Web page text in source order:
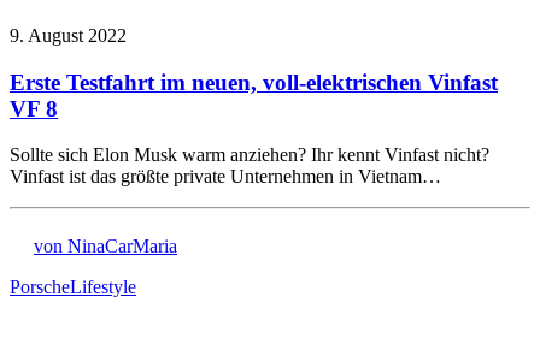
9. August 2022
Erste Testfahrt im neuen, voll-elektrischen Vinfast
VF 8
Sollte sich Elon Musk warm anziehen? Ihr kennt Vinfast nicht?
Vinfast ist das größte private Unternehmen in Vietnam…
von NinaCarMaria
PorscheLifestyle